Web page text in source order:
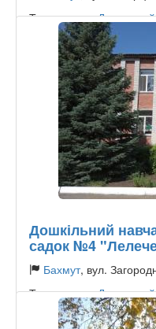
Тип садочку:Державний
Дошкільний
садок №4
Бахмут, вул.
Тип садочку:Державний